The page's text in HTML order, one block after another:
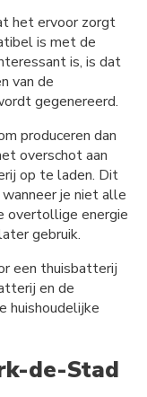
het ervoor zorgt
is met de
is, is dat
van de
gegenereerd.
produceren dan
overschot aan
op te laden. Dit
je niet alle
overtollige energie
gebruik.
een thuisbatterij
en de
huishoudelijke
de-Stad